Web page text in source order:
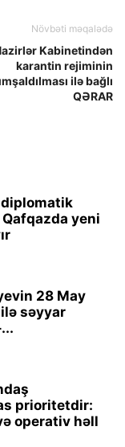
Növbəti məqalədə
Kabinetindən
karantin rejiminin
ilə bağlı
QƏRAR
yeni
28 May
səyyar
prioritetdir:
operativ həll